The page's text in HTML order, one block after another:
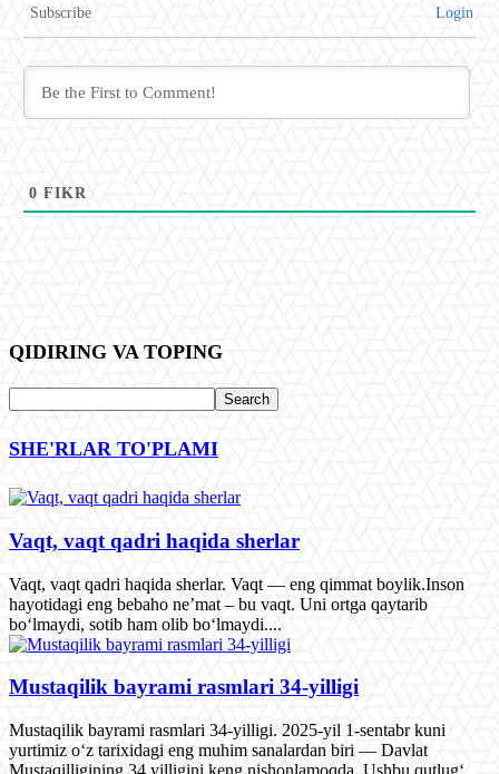
Subscribe Login
0 FIKR
QIDIRING VA TOPING
SHE'RLAR TO'PLAMI
Vaqt, vaqt qadri haqida sherlar
Vaqt, vaqt qadri haqida sherlar. Vaqt — eng qimmat boylik.Inson
hayotidagi eng bebaho ne’mat – bu vaqt. Uni ortga qaytarib
bo‘lmaydi, sotib ham olib bo‘lmaydi....
Mustaqilik bayrami rasmlari 34-yilligi
Mustaqilik bayrami rasmlari 34-yilligi. 2025-yil 1-sentabr kuni
yurtimiz o‘z tarixidagi eng muhim sanalardan biri — Davlat
Mustaqilligining 34 yilligini keng nishonlamoqda. Ushbu qutlug‘